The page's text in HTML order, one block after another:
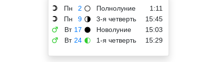
☽ Пн 2 🌕 Полнолуние 1:11
☽ Пн 9 🌗 3-я четверть 15:45
♂ Вт 17 🌑 Новолуние 15:03
♂ Вт 24 🌓 1-я четверть 15:29